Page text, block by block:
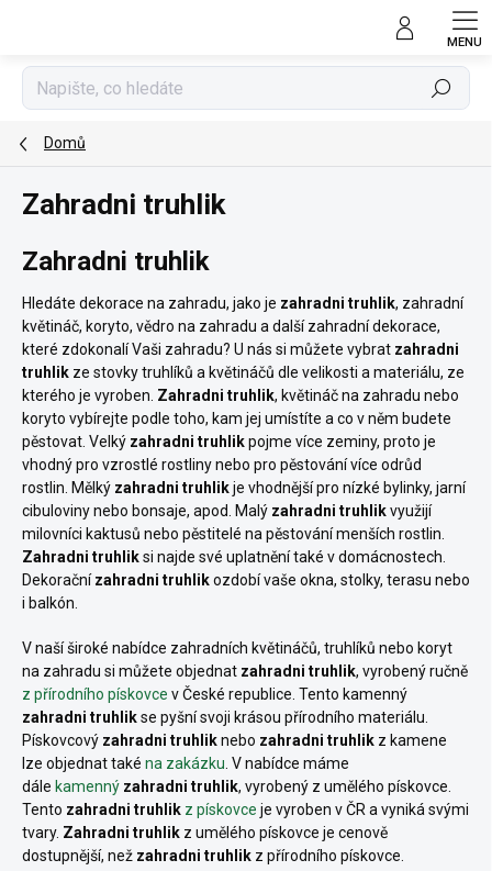
Hledat
Domů
Zahradni truhlik
Zahradni truhlik
Hledáte dekorace na zahradu, jako je zahradni truhlik, zahradní
květináč, koryto, vědro na zahradu a další zahradní dekorace,
které zdokonalí Vaši zahradu? U nás si můžete vybrat zahradni
truhlik ze stovky truhlíků a květináčů dle velikosti a materiálu, ze
kterého je vyroben. Zahradni truhlik, květináč na zahradu nebo
koryto vybírejte podle toho, kam jej umístíte a co v něm budete
pěstovat. Velký zahradni truhlikpojme více zeminy, proto je
vhodný pro vzrostlé rostliny nebo pro pěstování více odrůd
rostlin. Mělký zahradni truhlikje vhodnější pro nízké bylinky, jarní
cibuloviny nebo bonsaje, apod. Malý zahradni truhlikvyužijí
milovníci kaktusů nebo pěstitelé na pěstování menších rostlin.
Zahradni truhliksi najde své uplatnění také v domácnostech.
Dekoračnízahradni truhlikozdobí vaše okna, stolky, terasu nebo
i balkón.
V naší široké nabídce zahradních květináčů, truhlíků nebo koryt
na zahradu si můžete objednat zahradni truhlik, vyrobený ručně
z přírodního pískovce v České republice. Tento kamenný
zahradni truhlikse pyšní svoji krásou přírodního materiálu.
Pískovcový zahradni truhliknebo zahradni truhlik z kamene
lze objednat také na zakázku . V nabídce máme
dále kamenný zahradni truhlik, vyrobený z umělého pískovce.
Tento zahradni truhlik z pískovce je vyroben v ČR a vyniká svými
tvary. Zahradni truhlik z umělého pískovce je cenově
dostupnější, než zahradni truhlik z přírodního pískovce.